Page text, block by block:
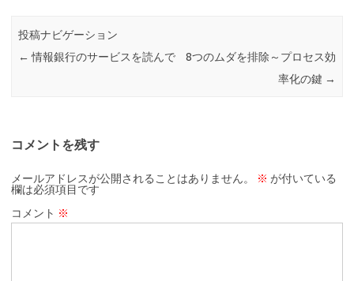
投稿ナビゲーション
← 情報銀行のサービスを読んで
8つのムダを排除～プロセス効
率化の鍵 →
コメントを残す
メールアドレスが公開されることはありません。 ※ が付いている
欄は必須項目です
コメント ※